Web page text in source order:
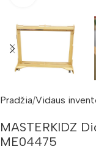
Pradžia Vidaus
MASTERKIDZ
ME04475